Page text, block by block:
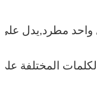
واحد مطرد,يدل
المختلفة